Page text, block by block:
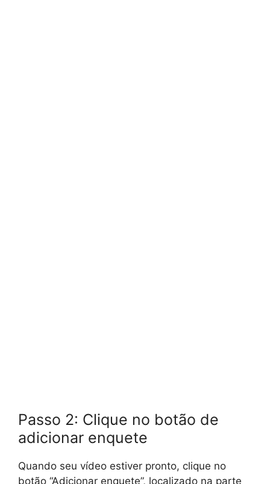
Passo 2: Clique no botão de
adicionar enquete
Quando seu vídeo estiver pronto, clique no
botão “Adicionar enquete”, localizado na parte